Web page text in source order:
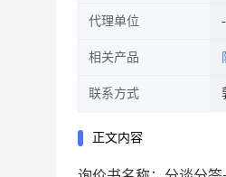
代理单位
相关产品
联系方式
正文内容